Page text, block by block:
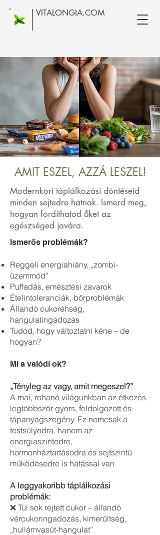
VITALONGIA.COM
AMIT ESZEL, AZZÁ LESZEL!
Modernkori táplálkozási döntéseid
minden sejtedre hatnak. Ismerd meg,
hogyan fordíthatod őket az
egészséged javára.
Ismerős problémák?
Reggeli energiahiány, „zombi-
üzemmód”
Puffadás, emésztési zavarok
Ételintoleranciák, bőrproblémák
Állandó cukoréhség,
hangulatingadozás
Tudod, hogy változtatni kéne – de
hogyan?
Mi a valódi ok?
„Tényleg az vagy, amit megeszel?”
A mai, rohanó világunkban az étkezés
legtöbbször gyors, feldolgozott és
tápanyagszegény. Ez nemcsak a
testsúlyodra, hanem az
energiaszintedre,
hormonháztartásodra és sejtszintű
működésedre is hatással van.
A leggyakoribb táplálkozási
problémák:
❌ Túl sok rejtett cukor – állandó
vércukoringadozás, kimerültség,
„hullámvasút-hangulat”